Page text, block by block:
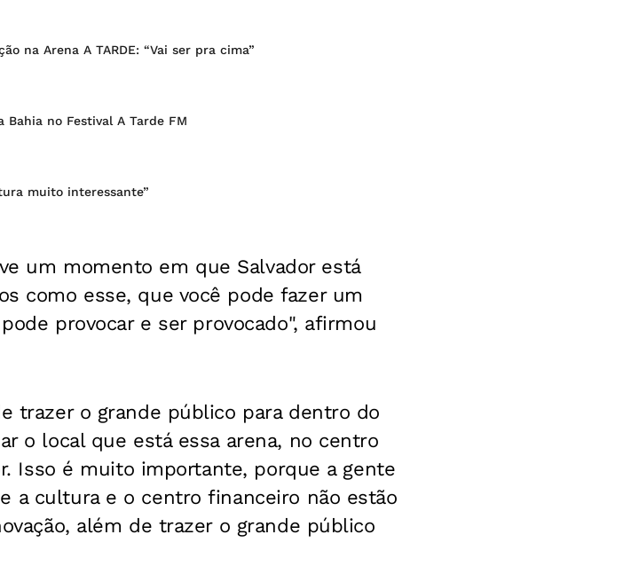
na Arena A TARDE: “Vai ser pra cima”
no Festival A Tarde FM
muito interessante”
um momento em que Salvador está
como esse, que você pode fazer um
provocar e ser provocado", afirmou
trazer o grande público para dentro do
o local que está essa arena, no centro
Isso é muito importante, porque a gente
a cultura e o centro financeiro não estão
além de trazer o grande público